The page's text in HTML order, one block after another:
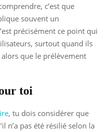
c’est que
souvent un
précisément ce point qui
surtout quand ils
alors que le prélèvement
toi
, tu dois considérer que
n’a pas été résilié selon la